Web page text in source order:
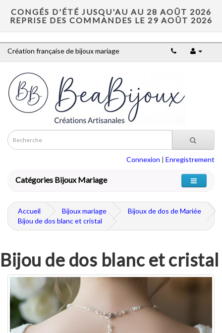
CONGÉS D'ÉTÉ JUSQU'AU AU 28 AOÛT 2026
REPRISE DES COMMANDES LE 29 AOÛT 2026
Création française de bijoux mariage
Connexion | Enregistrement
Catégories Bijoux Mariage
Accueil Bijoux mariage
Bijoux de dos de Mariée
Bijou de dos blanc et cristal
Bijou de dos blanc et cristal